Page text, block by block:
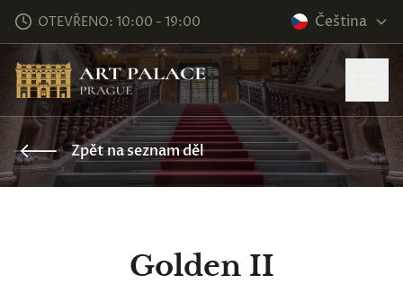
OTEVŘENO: 10:00 - 19:00 Čeština
Zpět na seznam děl
Golden II